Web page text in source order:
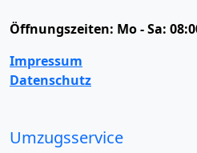
Öffnungszeiten: Mo - Sa:
Impressum
Datenschutz
Umzugsservice